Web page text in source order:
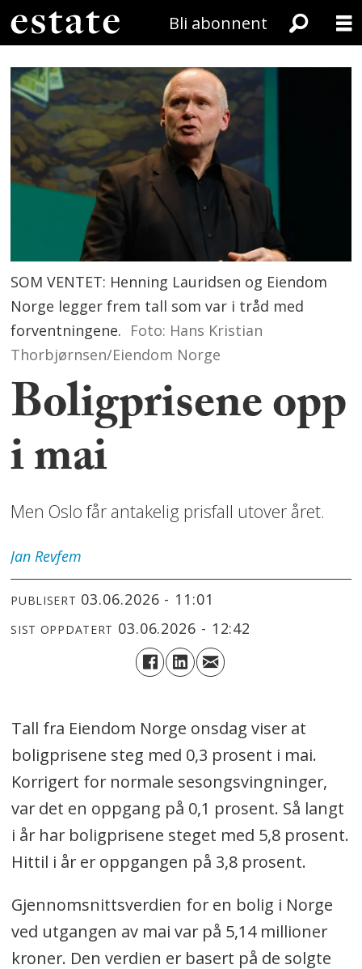
Bli abonnent
SOM VENTET: Henning Lauridsen og Eiendom
Norge legger frem tall som var i tråd med
forventningene. Foto: Hans Kristian
Thorbjørnsen/Eiendom Norge
Boligprisene opp
i mai
Men Oslo får antakelig prisfall utover året.
Jan Revfem
PUBLISERT 03.06.2026 - 11:01
SIST OPPDATERT 03.06.2026 - 12:42
Tall fra Eiendom Norge onsdag viser at
boligprisene steg med 0,3 prosent i mai.
Korrigert for normale sesongsvingninger,
var det en oppgang på 0,1 prosent. Så langt
i år har boligprisene steget med 5,8 prosent.
Hittil i år er oppgangen på 3,8 prosent.
Gjennomsnittsverdien for en bolig i Norge
ved utgangen av mai var på 5,14 millioner
kroner. Den verdien er basert på de solgte